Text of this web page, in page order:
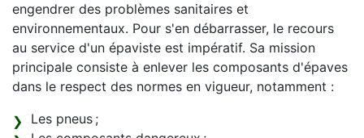
engendrer des problèmes sanitaires et
environnementaux. Pour s'en débarrasser, le recours
au service d'un épaviste est impératif. Sa mission
principale consiste à enlever les composants d'épaves
dans le respect des normes en vigueur, notamment :
Les pneus ;